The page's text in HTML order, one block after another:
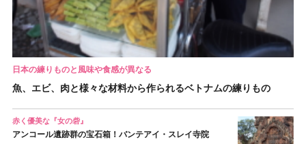
日本の練りものと風味や食感が異なる
魚、エビ、肉と様々な材料から作られるベトナムの練りもの
赤く優美な『女の砦』
アンコール遺跡群の宝石箱！バンテアイ・スレイ寺院